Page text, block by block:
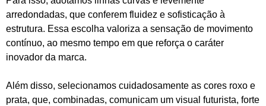
arredondadas, que conferem fluidez e sofisticação à
estrutura. Essa escolha valoriza a sensação de movimento
contínuo, ao mesmo tempo em que reforça o caráter
inovador da marca.
Além disso, selecionamos cuidadosamente as cores roxo e
prata, que, combinadas, comunicam um visual futurista, forte